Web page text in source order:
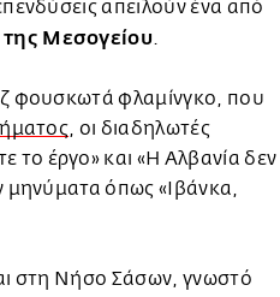
απειλούν ένα από
Μεσογείου.
φουσκωτά φλαμίνγκο, που
, οι διαδηλωτές
έργο» και «Η Αλβανία δεν
μηνύματα όπως «Ιβάνκα,
στη Νήσο Σάσων, γνωστό